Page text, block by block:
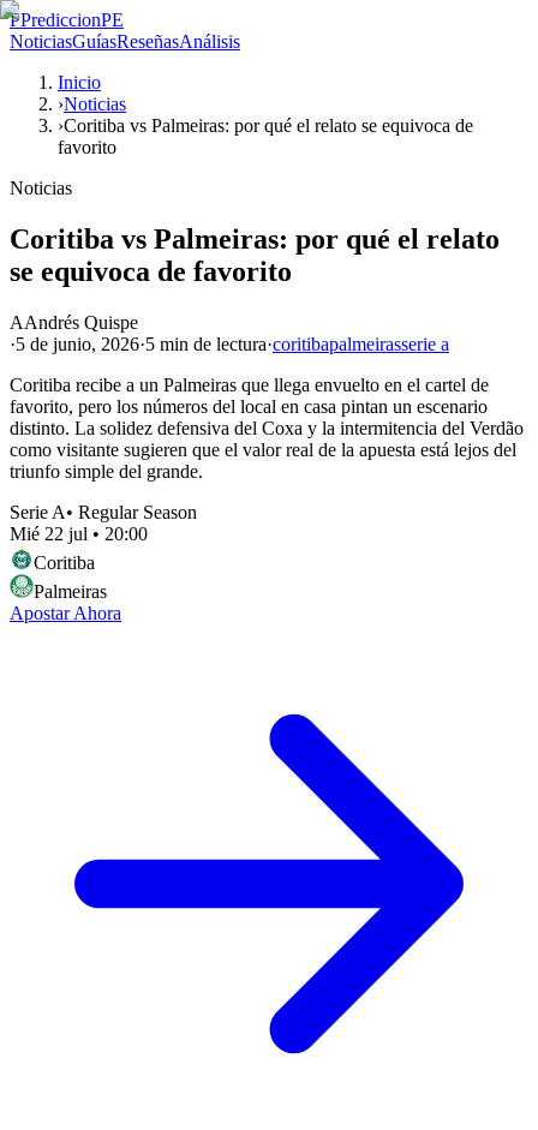
PPrediccionPE
NoticiasGuíasReseñasAnálisis
Inicio
›Noticias
›Coritiba vs Palmeiras: por qué el relato se equivoca de
favorito
Noticias
Coritiba vs Palmeiras: por qué el relato
se equivoca de favorito
AAndrés Quispe
·5 de junio, 2026·5 min de lectura·coritibapalmeirasserie a
Coritiba recibe a un Palmeiras que llega envuelto en el cartel de
favorito, pero los números del local en casa pintan un escenario
distinto. La solidez defensiva del Coxa y la intermitencia del Verdão
como visitante sugieren que el valor real de la apuesta está lejos del
triunfo simple del grande.
Serie A• Regular Season
Mié 22 jul • 20:00
Coritiba
Palmeiras
Apostar Ahora